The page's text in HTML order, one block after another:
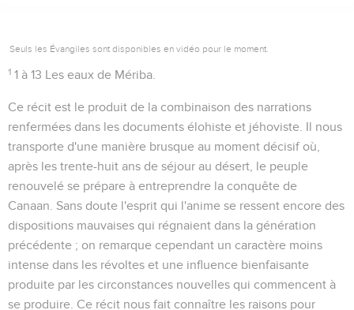
Seuls les Évangiles sont disponibles en vidéo pour le moment.
1 1 à 13 Les eaux de Mériba.
Ce récit est le produit de la combinaison des narrations
renfermées dans les documents élohiste et jéhoviste. Il nous
transporte d'une manière brusque au moment décisif où,
après les trente-huit ans de séjour au désert, le peuple
renouvelé se prépare à entreprendre la conquête de
Canaan. Sans doute l'esprit qui l'anime se ressent encore des
dispositions mauvaises qui régnaient dans la génération
précédente ; on remarque cependant un caractère moins
intense dans les révoltes et une influence bienfaisante
produite par les circonstances nouvelles qui commencent à
se produire. Ce récit nous fait connaître les raisons pour